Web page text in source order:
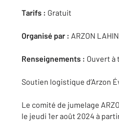
Tarifs : Gratuit
Organisé par : ARZON
Renseignements : Ouvert à
Soutien logistique d’Arzon
Le comité de jumelage
le jeudi 1er août 2024 à